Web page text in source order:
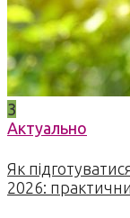
3
Актуально
Як
2026: